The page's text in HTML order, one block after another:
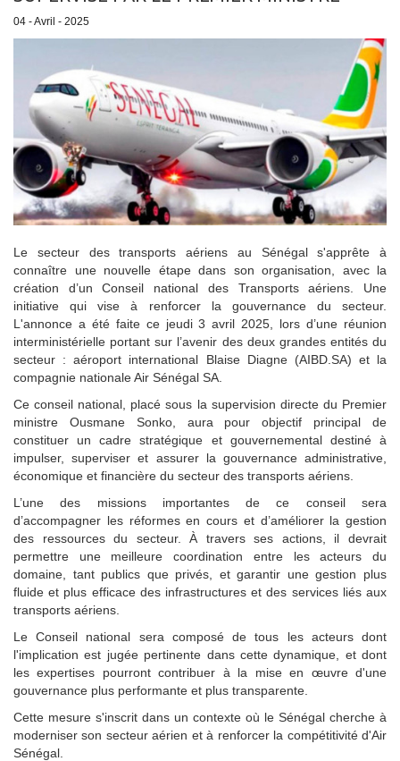
04 - Avril - 2025
Le secteur des transports aériens au Sénégal s'apprête à
connaître une nouvelle étape dans son organisation, avec la
création d’un Conseil national des Transports aériens. Une
initiative qui vise à renforcer la gouvernance du secteur.
L'annonce a été faite ce jeudi 3 avril 2025, lors d’une réunion
interministérielle portant sur l’avenir des deux grandes entités du
secteur : aéroport international Blaise Diagne (AIBD.SA) et la
compagnie nationale Air Sénégal SA.
Ce conseil national, placé sous la supervision directe du Premier
ministre Ousmane Sonko, aura pour objectif principal de
constituer un cadre stratégique et gouvernemental destiné à
impulser, superviser et assurer la gouvernance administrative,
économique et financière du secteur des transports aériens.
L’une des missions importantes de ce conseil sera
d’accompagner les réformes en cours et d’améliorer la gestion
des ressources du secteur. À travers ses actions, il devrait
permettre une meilleure coordination entre les acteurs du
domaine, tant publics que privés, et garantir une gestion plus
fluide et plus efficace des infrastructures et des services liés aux
transports aériens.
Le Conseil national sera composé de tous les acteurs dont
l'implication est jugée pertinente dans cette dynamique, et dont
les expertises pourront contribuer à la mise en œuvre d'une
gouvernance plus performante et plus transparente.
Cette mesure s'inscrit dans un contexte où le Sénégal cherche à
moderniser son secteur aérien et à renforcer la compétitivité d'Air
Sénégal.